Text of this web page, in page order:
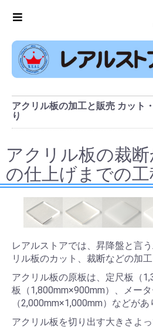
アクリル板の加工と販売 カット
り
アクリル板の裁
の仕上げまでの工
レアルストアでは、昇降盤と言
リル板のカット、裁断などの加
アクリル板の原板は、定尺板（
板（1,800mm×900mm）、メー
（2,000mm×1,000mm）などがあ
アクリル板を切り出す大きさよ